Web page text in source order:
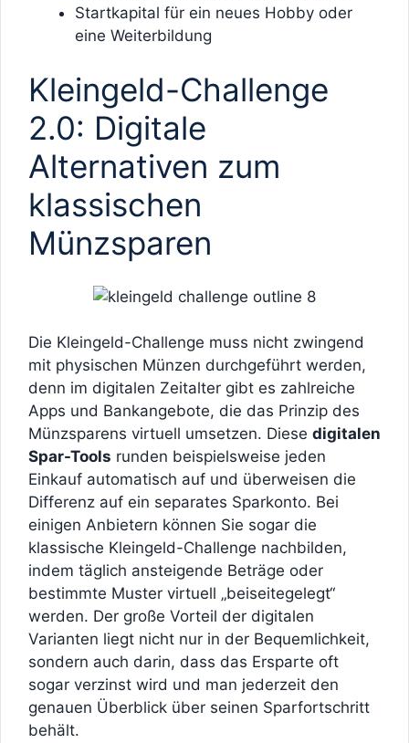
Startkapital für ein neues Hobby oder
eine Weiterbildung
Kleingeld-Challenge
2.0: Digitale
Alternativen zum
klassischen
Münzsparen
Die Kleingeld-Challenge muss nicht zwingend
mit physischen Münzen durchgeführt werden,
denn im digitalen Zeitalter gibt es zahlreiche
Apps und Bankangebote, die das Prinzip des
Münzsparens virtuell umsetzen. Diese digitalen
Spar-Tools runden beispielsweise jeden
Einkauf automatisch auf und überweisen die
Differenz auf ein separates Sparkonto. Bei
einigen Anbietern können Sie sogar die
klassische Kleingeld-Challenge nachbilden,
indem täglich ansteigende Beträge oder
bestimmte Muster virtuell „beiseitegelegt“
werden. Der große Vorteil der digitalen
Varianten liegt nicht nur in der Bequemlichkeit,
sondern auch darin, dass das Ersparte oft
sogar verzinst wird und man jederzeit den
genauen Überblick über seinen Sparfortschritt
behält.